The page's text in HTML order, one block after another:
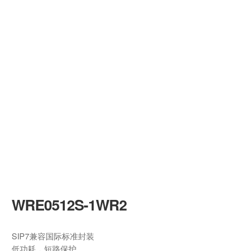
WRE0512S-1WR2
SIP7兼容国际标准封装